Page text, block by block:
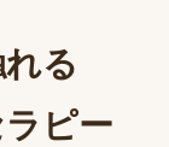
る
ピー